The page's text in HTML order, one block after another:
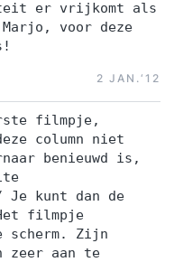
er vrijkomt als
voor deze
2 JAN.‘12
filmpje,
column niet
benieuwd is,
Je kunt dan de
filmpje
scherm. Zijn
zeer aan te